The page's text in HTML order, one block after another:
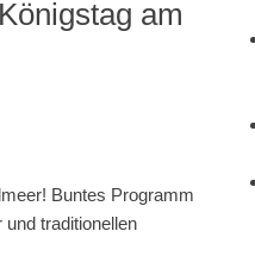
am
Buntes Programm
traditionellen